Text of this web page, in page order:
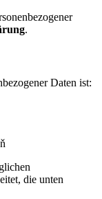
.
Daten ist:
die unten